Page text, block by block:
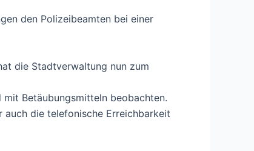
den Polizeibeamten bei einer
die Stadtverwaltung nun zum
Betäubungsmitteln beobachten.
die telefonische Erreichbarkeit